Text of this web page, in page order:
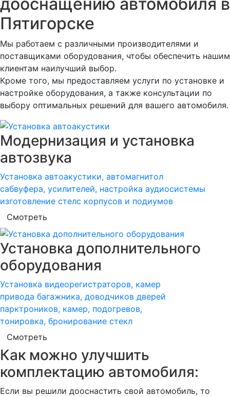
Пятигорске
Мы работаем с различными производителями и
поставщиками оборудования, чтобы обеспечить нашим
клиентам наилучший выбор.
Кроме того, мы предоставляем услуги по установке и
настройке оборудования, а также консультации по
выбору оптимальных решений для вашего автомобиля.
Модернизация и установка
автозвука
Установка автоакустики, автомагнитол
сабвуфера, усилителей, настройка аудиосистемы
изготовление стелс корпусов и подиумов
Смотреть
Установка дополнительного
оборудования
Установка видеорегистраторов, камер
привода багажника, доводчиков дверей
парктроников, камер, подогревов,
тонировка, бронирование стекл
Смотреть
Как можно улучшить
комплектацию автомобиля:
Если вы решили дооснастить свой автомобиль, то